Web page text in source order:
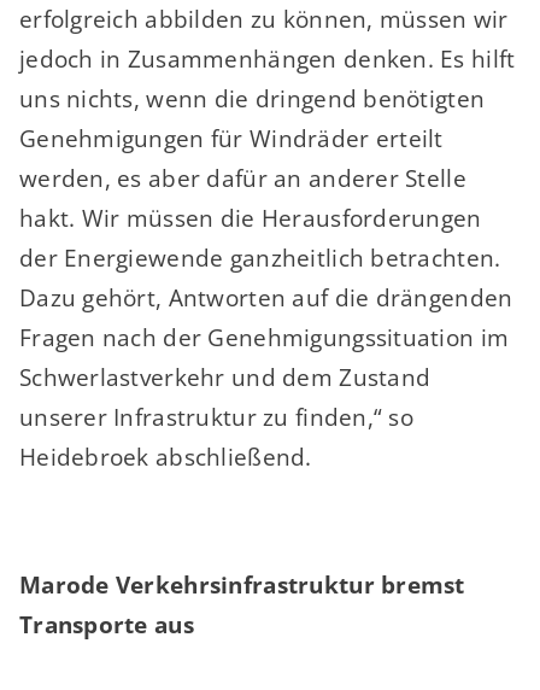
erfolgreich abbilden zu können, müssen wir
jedoch in Zusammenhängen denken. Es hilft
uns nichts, wenn die dringend benötigten
Genehmigungen für Windräder erteilt
werden, es aber dafür an anderer Stelle
hakt. Wir müssen die Herausforderungen
der Energiewende ganzheitlich betrachten.
Dazu gehört, Antworten auf die drängenden
Fragen nach der Genehmigungssituation im
Schwerlastverkehr und dem Zustand
unserer Infrastruktur zu finden,“ so
Heidebroek abschließend.
Marode Verkehrsinfrastruktur bremst
Transporte aus